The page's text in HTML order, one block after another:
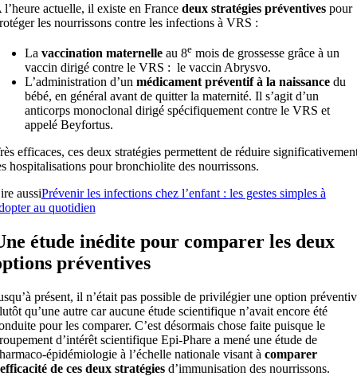
l’heure actuelle, il existe en France deux stratégies préventivespour
les nourrissons contre les infections à VRS :
La vaccination maternelleau 8emois de grossesse grâce à un
vaccin dirigé contre le VRS : le vaccin Abrysvo.
L’administration d’un médicament préventif à la naissancedu
bébé, en général avant de quitter la maternité. Il s’agit d’un
anticorps monoclonal dirigé spécifiquement contre le VRS et
appelé Beyfortus.
efficaces, ces deux stratégies permettent de réduire
hospitalisations pour bronchiolite des nourrissons.
aussiPrévenir les infections chez l’enfant : les gestes simples à
au quotidien
étude inédite pour comparer les deux
préventives
présent, il n’était pas possible de privilégier une option
qu’une autre car aucune étude scientifique n’avait encore été
pour les comparer. C’est désormais chose faite puisque le
d’intérêt scientifique Epi-Phare a mené une étude de
épidémiologie à l’échelle nationale visant à comparer
de ces deux stratégies d’immunisation des nourrissons.